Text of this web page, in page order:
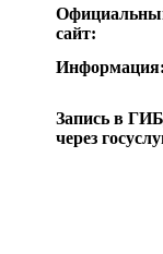
сайт:
Информация:
Запись в
через